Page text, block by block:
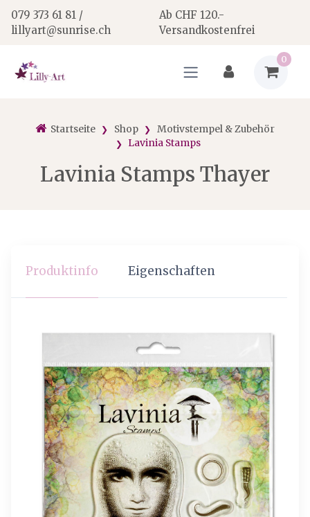
079 373 61 81 /
lillyart@sunrise.ch
Ab CHF 120.-
Versandkostenfrei
0
Startseite Shop
Motivstempel & Zubehör
Lavinia Stamps
Lavinia Stamps Thayer
Produktinfo Eigenschaften